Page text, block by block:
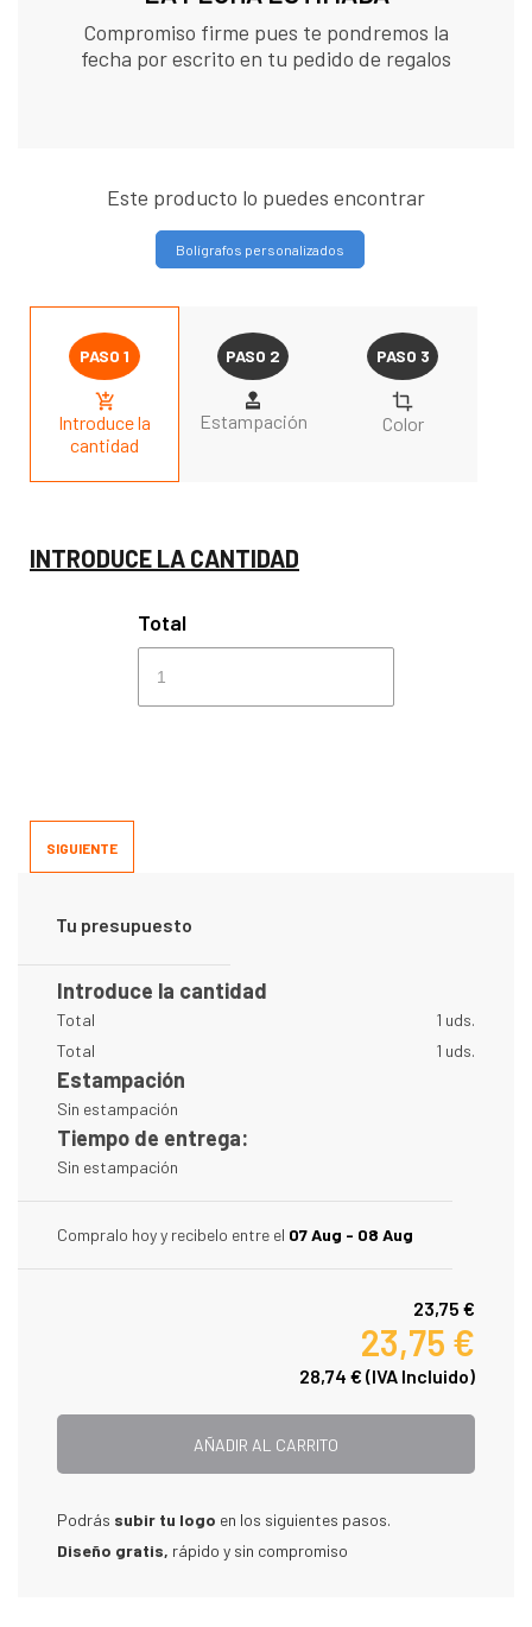
Compromiso firme pues te pondremos la
fecha por escrito en tu pedido de regalos
Este producto lo puedes encontrar
Bolígrafos personalizados
Introduce la
cantidad
Estampación Color
INTRODUCE LA CANTIDAD
Total
SIGUIENTE
Tu presupuesto
Introduce la cantidad
Total
1 uds.
Total
1 uds.
Estampación
Sin estampación
Tiempo de entrega:
Sin estampación
Compralo hoy y recibelo entre el 07 Aug - 08 Aug
23,75 €
23,75 €
28,74 € (IVA Incluido)
AÑADIR AL CARRITO
Podrás subir tu logo en los siguientes pasos.
Diseño gratis, rápido y sin compromiso